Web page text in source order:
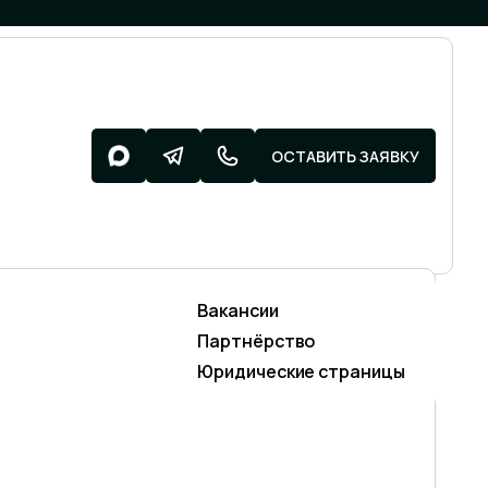
Разработка поддержка
Разработка сайтов
Техническая поддержка сайтов
Вакансии
Партнёрство
Юридические страницы
ОСТАВИТЬ ЗАЯВКУ